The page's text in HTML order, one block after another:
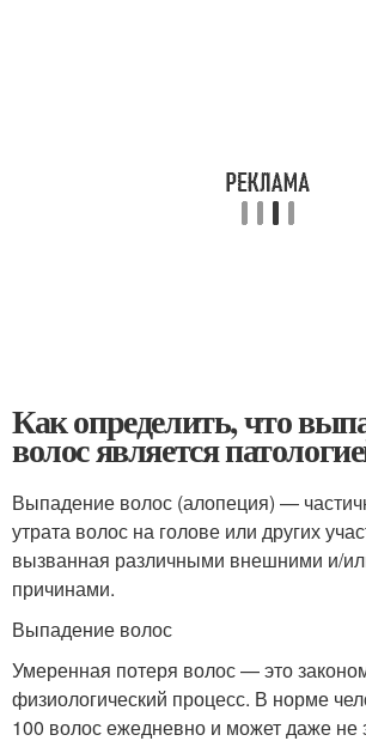
Как определить, что
волос является
Выпадение волос (алопеция) —
утрата волос на голове или других
вызванная различными внешними и/
причинами.
Выпадение волос
Умеренная потеря волос — это
физиологический процесс. В норме
100 волос ежедневно и может даже не